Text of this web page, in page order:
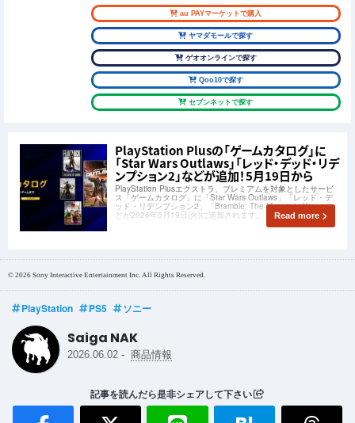
au PAYマーケットで購入
ヤマダモールで探す
ゲオオンラインで探す
Qoo10で探す
セブンネットで探す
PlayStation Plusの「ゲームカタログ」に
「Star Wars Outlaws」「レッド・デッド・リデ
ンプション2」などが追加！5月19日から
PlayStation Plusエクストラ、プレミアムを対象としたサービ
ス「ゲームカタログ」に「Star Wars Outlaws」「レッド・デ
ッド・リデンプション2」「Bramble: The Mountain King」な
どが2026年5月19日(火)に追加されます。 Read more
© 2026 Sony Interactive Entertainment Inc. All Rights Reserved.
PlayStation PS5 ソニー
Saiga NAK
2026.06.02 - 商品情報
記事を読んだら是非シェアして下さい